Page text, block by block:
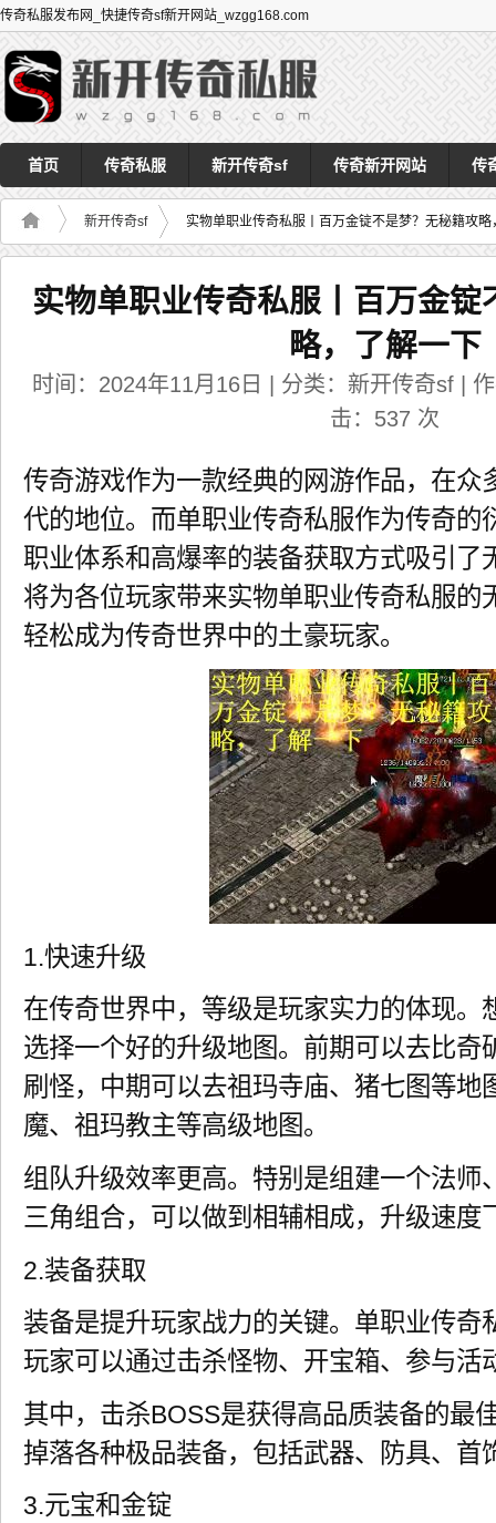
传奇私服发布网_快捷传奇sf新开网站_wzgg168.com
首页 传奇私服 新开传奇sf 传奇新开网站 传
新开传奇sf 实物单职业传奇私服丨百万金锭不是梦？无秘籍攻略
实物单职业传奇私服丨百万金锭
略，了解一下
时间：2024年11月16日 | 分类：新开传奇sf |
击： 537 次
传奇游戏作为一款经典的网游作品，在众
代的地位。而单职业传奇私服作为传奇的
职业体系和高爆率的装备获取方式吸引了
将为各位玩家带来实物单职业传奇私服的
轻松成为传奇世界中的土豪玩家。
1.快速升级
在传奇世界中，等级是玩家实力的体现。
选择一个好的升级地图。前期可以去比奇
刷怪，中期可以去祖玛寺庙、猪七图等地
魔、祖玛教主等高级地图。
组队升级效率更高。特别是组建一个法师
三角组合，可以做到相辅相成，升级速度
2.装备获取
装备是提升玩家战力的关键。单职业传奇
玩家可以通过击杀怪物、开宝箱、参与活
其中，击杀BOSS是获得高品质装备的最
掉落各种极品装备，包括武器、防具、首
3.元宝和金锭